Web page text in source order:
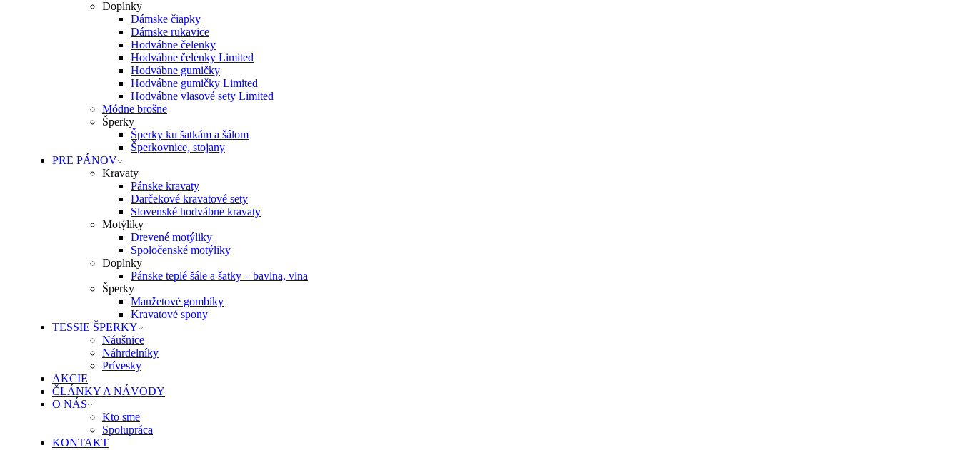
Doplnky
Dámske čiapky
Dámske rukavice
Hodvábne čelenky
Hodvábne čelenky Limited
Hodvábne gumičky
Hodvábne gumičky Limited
Hodvábne vlasové sety Limited
Módne brošne
Šperky
Šperky ku šatkám a šálom
Šperkovnice, stojany
PRE PÁNOV
Kravaty
Pánske kravaty
Darčekové kravatové sety
Slovenské hodvábne kravaty
Motýliky
Drevené motýliky
Spoločenské motýliky
Doplnky
Pánske teplé šále a šatky – bavlna, vlna
Šperky
Manžetové gombíky
Kravatové spony
TESSIE ŠPERKY
Náušnice
Náhrdelníky
Prívesky
AKCIE
ČLÁNKY A NÁVODY
O NÁS
Kto sme
Spolupráca
KONTAKT